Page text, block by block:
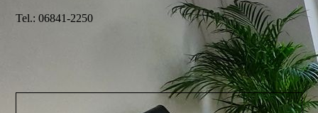
Tel.: 06841-2250